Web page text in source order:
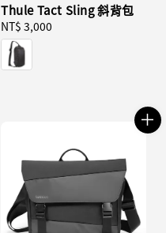
Thule Tact Sling 斜背包
Regular
price
NT$ 3,000